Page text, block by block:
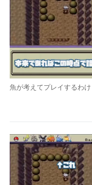
電子設計の基本と応用
エネルギーの専門メディ
建設×テクノロジーの最
ちょっと気になるネット
魚が考えてプレイするわ